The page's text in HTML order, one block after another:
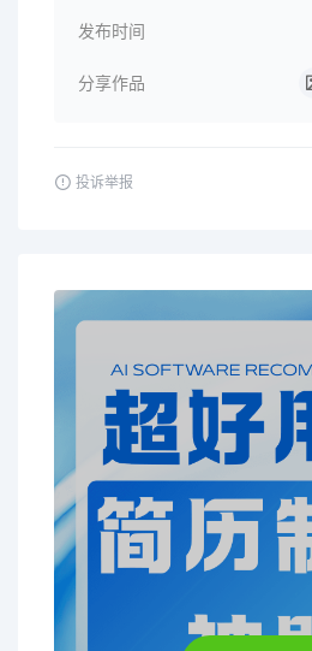
发布时间
分享作品
投诉举报